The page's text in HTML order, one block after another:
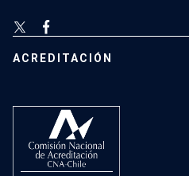
ACREDITACIÓN